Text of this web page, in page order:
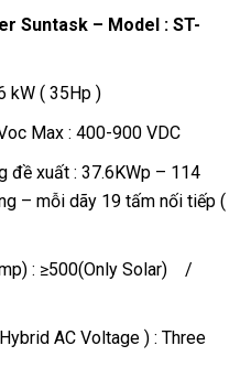
Suntask – Model : ST-
kW ( 35Hp )
Max : 400-900 VDC
đề xuất : 37.6KWp – 114
– mỗi dãy 19 tấm nối tiếp (
: ≥500(Only Solar) /
AC Voltage ) : Three